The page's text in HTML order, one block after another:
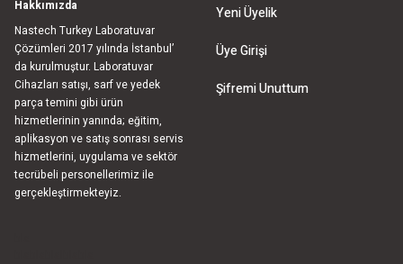
Hakkımızda
Nastech Turkey Laboratuvar
Çözümleri 2017 yılında İstanbul’
da kurulmuştur. Laboratuvar
Cihazları satışı, sarf ve yedek
parça temini gibi ürün
hizmetlerinin yanında; eğitim,
aplikasyon ve satış sonrası servis
hizmetlerini, uygulama ve sektör
tecrübeli personellerimiz ile
gerçekleştirmekteyiz.
Yeni Üyelik
Üye Girişi
Şifremi Unuttum